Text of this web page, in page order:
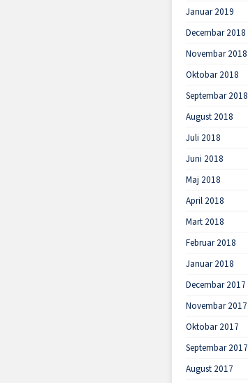
Januar 2019
Decembar 2018
Novembar 2018
Oktobar 2018
Septembar 2018
August 2018
Juli 2018
Juni 2018
Maj 2018
April 2018
Mart 2018
Februar 2018
Januar 2018
Decembar 2017
Novembar 2017
Oktobar 2017
Septembar 2017
August 2017